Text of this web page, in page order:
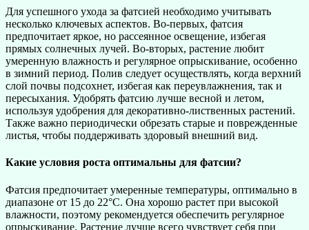
Для успешного ухода за фатсией необходимо учитывать
несколько ключевых аспектов. Во-первых, фатсия
предпочитает яркое, но рассеянное освещение, избегая
прямых солнечных лучей. Во-вторых, растение любит
умеренную влажность и регулярное опрыскивание, особенно
в зимний период. Полив следует осуществлять, когда верхний
слой почвы подсохнет, избегая как переувлажнения, так и
пересыхания. Удобрять фатсию лучше весной и летом,
используя удобрения для декоративно-лиственных растений.
Также важно периодически обрезать старые и поврежденные
листья, чтобы поддерживать здоровый внешний вид.
Какие условия роста оптимальны для фатсии?
Фатсия предпочитает умеренные температуры, оптимально в
диапазоне от 15 до 22°C. Она хорошо растет при высокой
влажности, поэтому рекомендуется обеспечить регулярное
опрыскивание. Растение лучше всего чувствует себя при